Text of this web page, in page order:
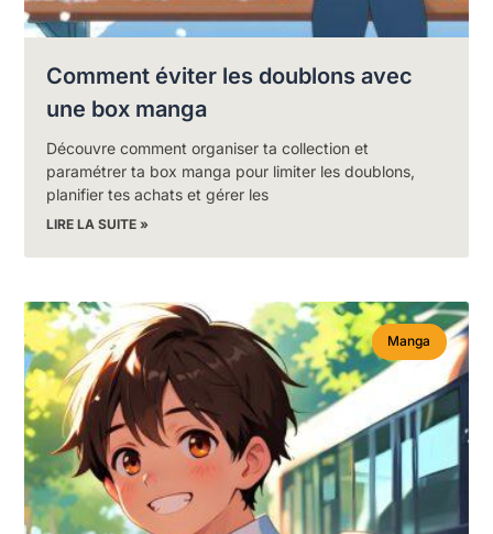
Comment éviter les doublons avec
une box manga
Découvre comment organiser ta collection et
paramétrer ta box manga pour limiter les doublons,
planifier tes achats et gérer les
LIRE LA SUITE »
Manga